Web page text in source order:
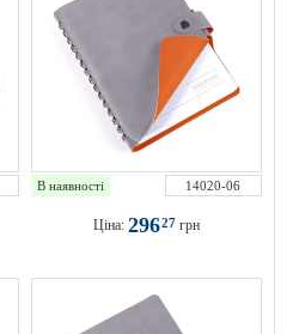
В наявності 14020-06
Ціна: 29627 грн